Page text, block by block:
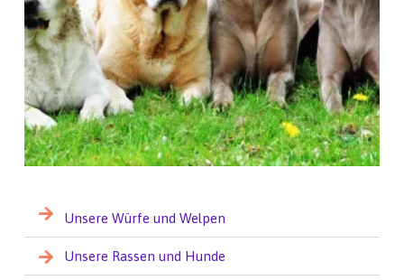
Unsere Würfe und Welpen
Unsere Rassen und Hunde